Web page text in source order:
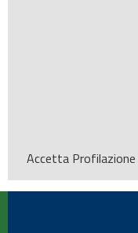
Accetta Profilazione